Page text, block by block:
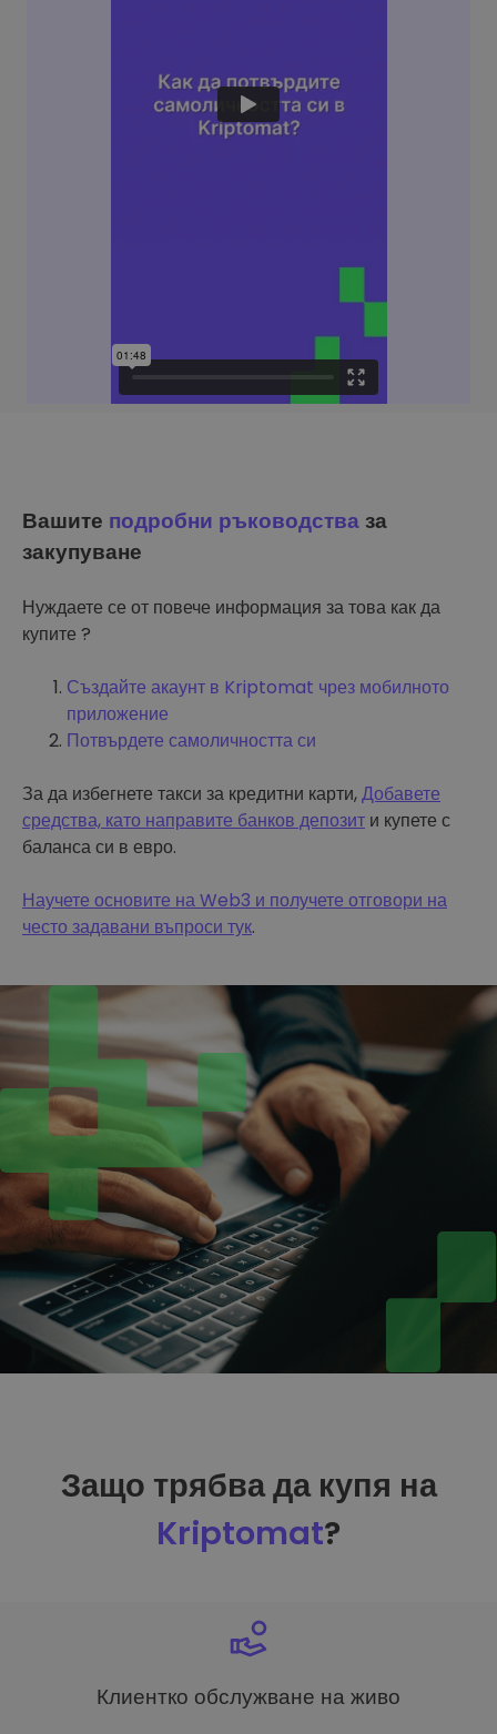
Вашите подробни ръководстваза
закупуване
Нуждаете се от повече информация за това как да
купите ?
Създайте акаунт в Kriptomat чрез мобилното
приложение
Потвърдете самоличността си
За да избегнете такси за кредитни карти,Добавете
средства, като направите банков депозит и купете с
баланса си в евро.
Научете основите на Web3 и получете отговори на
често задавани въпроси тук.
Защо трябва да купя на
Kriptomat?
Клиентко обслужване на живо